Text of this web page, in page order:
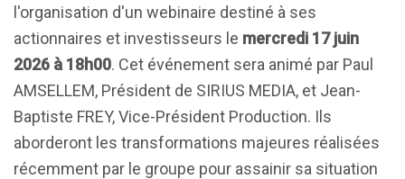
l'organisation d'un webinaire destiné à ses
actionnaires et investisseurs le mercredi 17 juin
2026 à 18h00. Cet événement sera animé par Paul
AMSELLEM, Président de SIRIUS MEDIA, et Jean-
Baptiste FREY, Vice-Président Production. Ils
aborderont les transformations majeures réalisées
récemment par le groupe pour assainir sa situation